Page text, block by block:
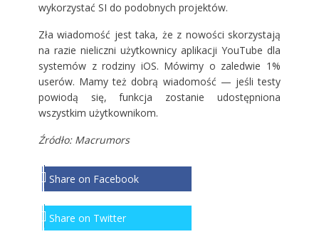
wykorzystać SI do podobnych projektów.
Zła wiadomość jest taka, że z nowości skorzystają
na razie nieliczni użytkownicy aplikacji YouTube dla
systemów z rodziny iOS. Mówimy o zaledwie 1%
userów. Mamy też dobrą wiadomość — jeśli testy
powiodą się, funkcja zostanie udostępniona
wszystkim użytkownikom.
Źródło: Macrumors
Share on Facebook
Share on Twitter